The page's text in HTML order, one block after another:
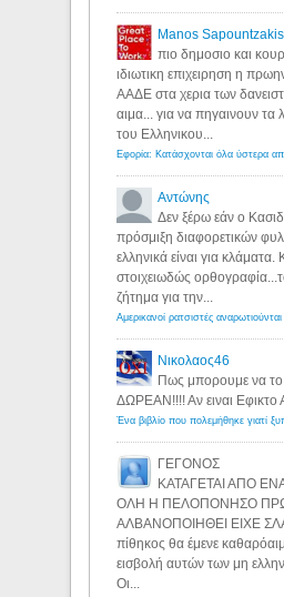
Manos Sapountzakis
πιο δημοσιο και
ιδιωτικη επιχειρηση η
ΑΑΔΕ στα χερια των
αιμα... για να πηγαινουν τα
του Ελληνικου...
Αντώνης
Δεν ξέρω εάν ο
πρόσμιξη διαφορετικών
ελληνικά είναι για κλάματα.
στοιχειωδώς
ζήτημα για την...
Νικολαος46
Πως μπορουμε να το
ΔΩΡΕΑΝ!!!! Αν ειναι Εφικτο
ΓΕΓΟΝΟΣ
ΚΑΤΑΓΕΤΑΙ ΑΠΟ
ΟΛΗ Η ΠΕΛΟΠΟΝΗΣΟ
ΑΛΒΑΝΟΠΟΙΗΘΕΙ ΕΙΧΕ
πίθηκος θα έμενε
εισβολή αυτών των μη
Οι...